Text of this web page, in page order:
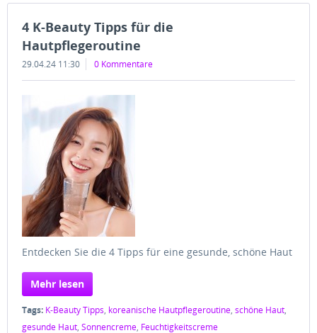
4 K-Beauty Tipps für die
Hautpflegeroutine
29.04.24 11:30 0 Kommentare
Entdecken Sie die 4 Tipps für eine gesunde, schöne Haut
Mehr lesen
Tags: K-Beauty Tipps, koreanische Hautpflegeroutine, schöne Haut,
gesunde Haut, Sonnencreme, Feuchtigkeitscreme